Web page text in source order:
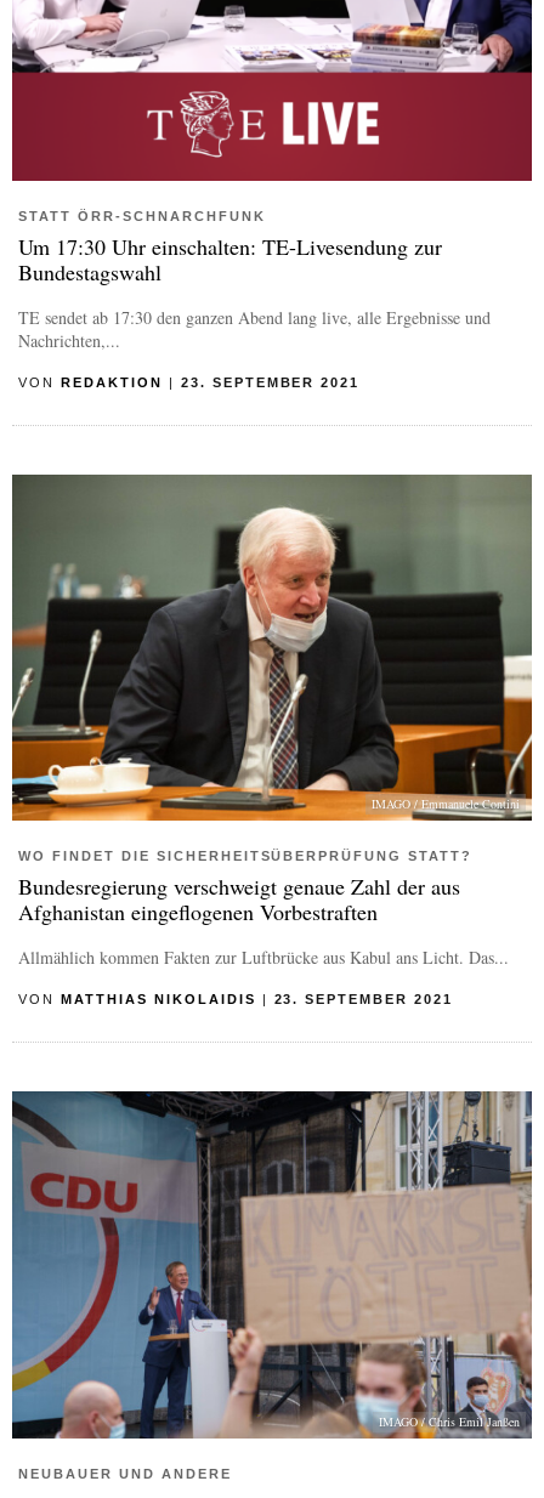
STATT ÖRR-SCHNARCHFUNK
Um 17:30 Uhr einschalten: TE-Livesendung zur
Bundestagswahl
TE sendet ab 17:30 den ganzen Abend lang live, alle Ergebnisse und
Nachrichten,...
VON REDAKTION | 23. SEPTEMBER 2021
IMAGO / Emmanuele Contini
WO FINDET DIE SICHERHEITSÜBERPRÜFUNG STATT?
Bundesregierung verschweigt genaue Zahl der aus
Afghanistan eingeflogenen Vorbestraften
Allmählich kommen Fakten zur Luftbrücke aus Kabul ans Licht. Das...
VON MATTHIAS NIKOLAIDIS 23. SEPTEMBER 2021
IMAGO / Chris Emil Janßen
NEUBAUER UND ANDERE